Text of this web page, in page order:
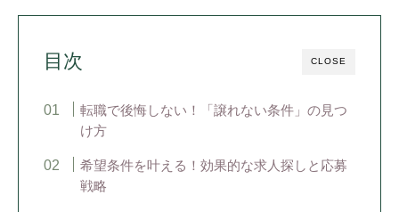
CLOSE
目次
転職で後悔しない！「譲れない条件」の見つ
け方
希望条件を叶える！効果的な求人探しと応募
戦略